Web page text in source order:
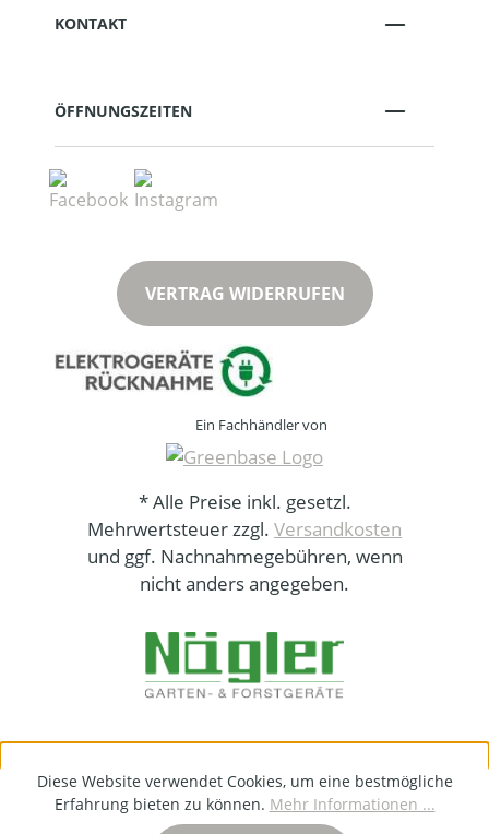
KONTAKT
ÖFFNUNGSZEITEN
VERTRAG WIDERRUFEN
Ein Fachhändler von
* Alle Preise inkl. gesetzl.
Mehrwertsteuer zzgl. Versandkosten
und ggf. Nachnahmegebühren, wenn
nicht anders angegeben.
Diese Website verwendet Cookies, um eine bestmögliche
Erfahrung bieten zu können. Mehr Informationen ...